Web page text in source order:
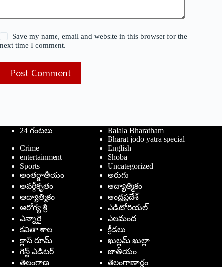
Save my name, email and website in this browser for the
next time I comment.
Post Comment
24 గంటలు
Balala Bharatham
Bharat jodo yatra special
Crime
English
entertainment
Shoba
Sports
Uncategorized
అంతర్జాతీయం
అరుగు
అవర్గీకృతం
ఆద్యాత్మికం
ఆధ్యాత్మికం
ఆంధ్రప్రదేశ్
ఆరోగ్య శ్రీ
ఎడిటోరియల్
ఎన్నారై
ఎలమంద
కవితా శాల
క్రీడలు
క్లాస్ రూమ్
ఖుల్లమ్ ఖుల్లా
గెస్ట్ ఎడిటర్
జాతీయం
తెలంగాణ
తెలంగాణార్థం